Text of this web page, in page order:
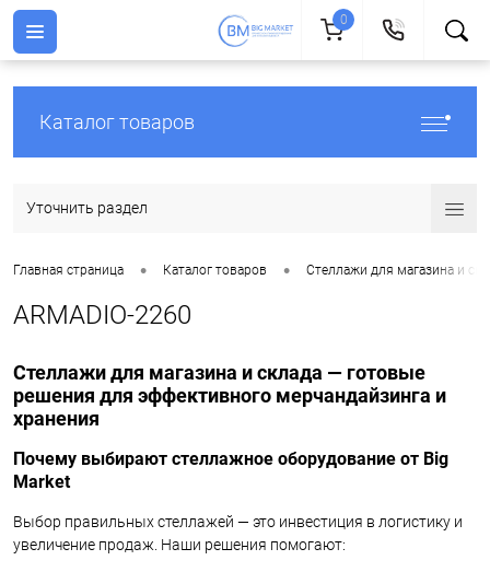
Каталог товаров
Уточнить раздел
Главная страница • Каталог товаров • Стеллажи для магазина и
ARMADIO-2260
Стеллажи для магазина и склада — готовые
решения для эффективного мерчандайзинга и
хранения
Почему выбирают стеллажное оборудование от Big
Market
Выбор правильных стеллажей — это инвестиция в логистику и
увеличение продаж. Наши решения помогают:
0